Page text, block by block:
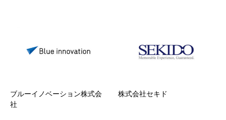
ブルーイノベーション株式会
社
株式会社セキド